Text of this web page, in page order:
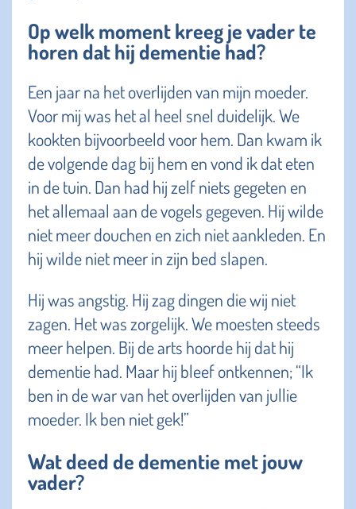
Op welk moment kreeg je vader te
horen dat hij dementie had?
Een jaar na het overlijden van mijn moeder.
Voor mij was het al heel snel duidelijk. We
kookten bijvoorbeeld voor hem. Dan kwam ik
de volgende dag bij hem en vond ik dat eten
in de tuin. Dan had hij zelf niets gegeten en
het allemaal aan de vogels gegeven. Hij wilde
niet meer douchen en zich niet aankleden. En
hij wilde niet meer in zijn bed slapen.
Hij was angstig. Hij zag dingen die wij niet
zagen. Het was zorgelijk. We moesten steeds
meer helpen. Bij de arts hoorde hij dat hij
dementie had. Maar hij bleef ontkennen; “Ik
ben in de war van het overlijden van jullie
moeder. Ik ben niet gek!”
Wat deed de dementie met jouw
vader?